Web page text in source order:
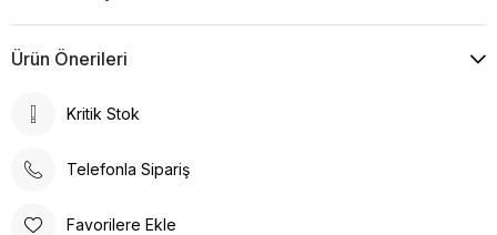
Kullanınız
Düşük Isıda Ütüleme Yapınız
Ürün Önerileri
Kritik Stok
Telefonla Sipariş
Favorilere Ekle